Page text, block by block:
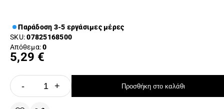
Παράδοση 3-5 εργάσιμες μέρες
SKU:07825168500
Απόθεμα:0
5,29 €
- + Προσθήκη στο καλάθι